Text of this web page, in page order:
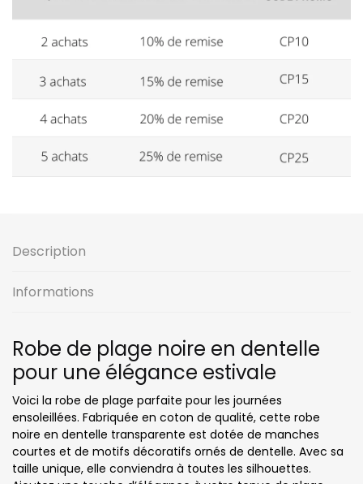
Description
Informations
Robe de plage noire en dentelle
pour une élégance estivale
Voici la robe de plage parfaite pour les journées
ensoleillées. Fabriquée en coton de qualité, cette robe
noire en dentelle transparente est dotée de manches
courtes et de motifs décoratifs ornés de dentelle. Avec sa
taille unique, elle conviendra à toutes les silhouettes.